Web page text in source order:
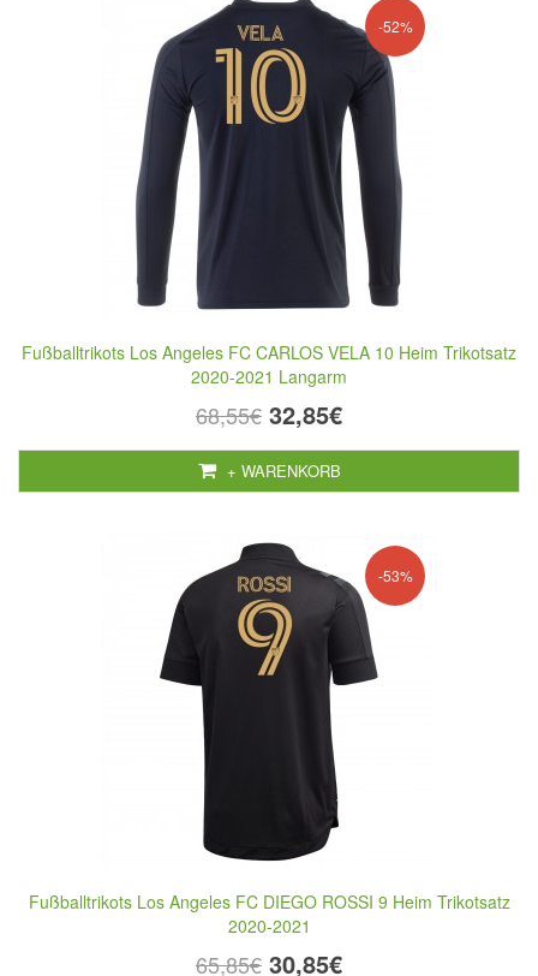
-52%
Fußballtrikots Los Angeles FC CARLOS VELA 10 Heim Trikotsatz
2020-2021 Langarm
68,55€ 32,85€
+ WARENKORB
-53%
Fußballtrikots Los Angeles FC DIEGO ROSSI 9 Heim Trikotsatz
2020-2021
65,85€ 30,85€